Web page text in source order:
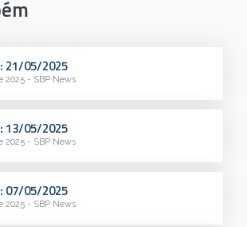
21/05/2025
2025 - SBP News
13/05/2025
2025 - SBP News
07/05/2025
2025 - SBP News